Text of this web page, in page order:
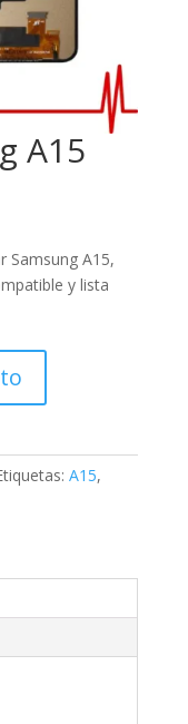
A15
Samsung A15,
y lista
A15,